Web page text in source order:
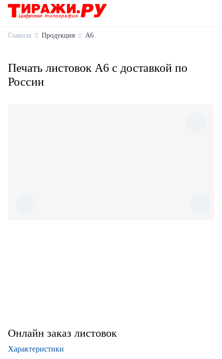
Главная Продукция А6
Печать листовок А6 с доставкой по
России
Онлайн заказ листовок
Характеристики